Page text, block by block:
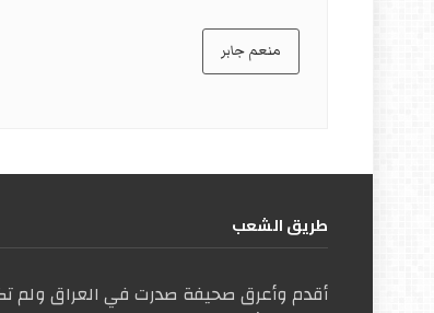
منعم جابر
طریق الشعب
أقدم وأعرق صحيفة صدرت في العراق ولم